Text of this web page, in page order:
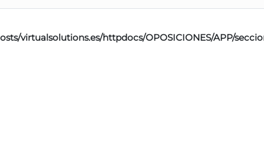
virtualsolutions.es/httpdocs/OPOSICIONES/APP/